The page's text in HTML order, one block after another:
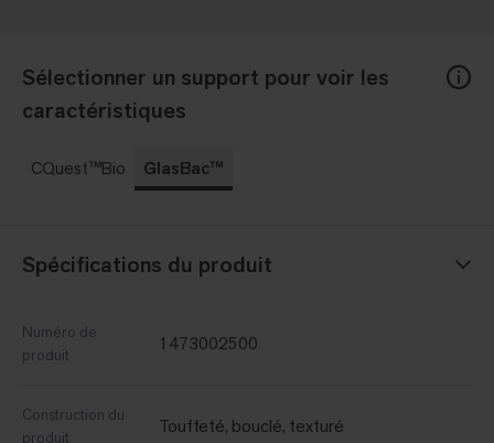
Sélectionner un support pour voir les
caractéristiques
CQuest™Bio GlasBac™
Spécifications du produit
Numéro de
produit
1473002500
Construction du
produit
Touffeté, bouclé, texturé